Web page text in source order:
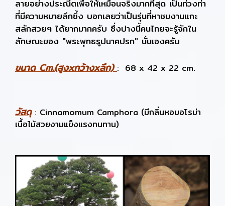
ลายอย่างประณีตเพื่อให้เหมือนจริงมากที่สุด เป็นท่วงท่า
ที่มีความหมายลึกซึ้ง บอกเลยว่าเป็นรุ่นที่หาชมงานแกะ
สลักสวยๆ ได้ยากมากครับ ซึ่งปางนี้คนไทยจะรู้จักใน
ลักษณะของ "พระพุทธรูปนาคปรก" นั่นเองครับ
ขนาด Cm.(สูงxกว้างxลึก) : 68 x 42 x 22 cm.
วัสดุ: Cinnamomum Camphora (มีกลิ่นหอมอโรม่า
เนื้อไม้สวยงามแข็งแรงทนทาน)